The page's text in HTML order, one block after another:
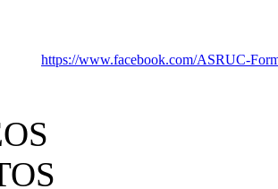
https://www.facebook.com/ASRUC-